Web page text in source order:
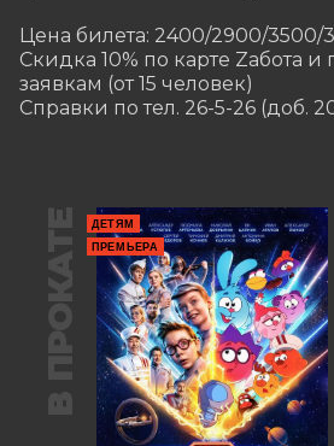
Цена билета: 2400/2900/3500/
Скидка 10% по карте Zабота
заявкам (от 15 человек)
Справки по тел. 26-5-26 (доб.
В ПРОКАТЕ
ДЕТЯМ
ПРЕМЬЕРА